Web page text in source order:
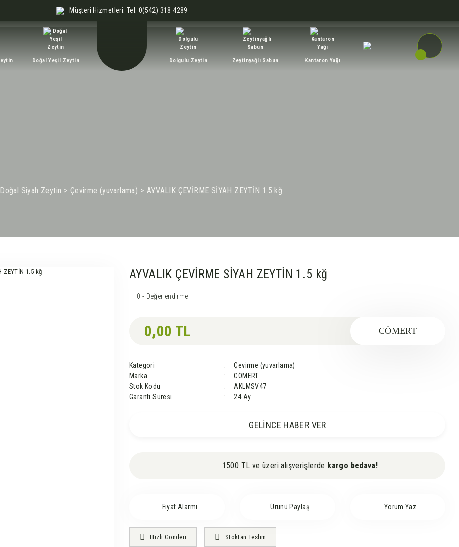
Müşteri Hizmetleri: Tel: 0(542) 318 4289
Doğal Yeşil Zeytin Dolgulu Zeytin Zeytinyağlı Sabun Kantaron Yağı
Doğal Siyah Zeytin Çevirme (yuvarlama) AYVALIK ÇEVİRME SİYAH ZEYTİN 1.5 kğ
AYVALIK ÇEVİRME SİYAH ZEYTİN 1.5 kğ
0 - Değerlendirme
0,00 TL CÖMERT
Kategori
Çevirme (yuvarlama)
Marka
CÖMERT
Stok Kodu
AKLMSV47
Garanti Süresi
24 Ay
GELİNCE HABER VER
1500 TL ve üzeri alışverişlerde kargo bedava!
Fiyat Alarmı Ürünü Paylaş Yorum Yaz
Hızlı Gönderi Stoktan Teslim